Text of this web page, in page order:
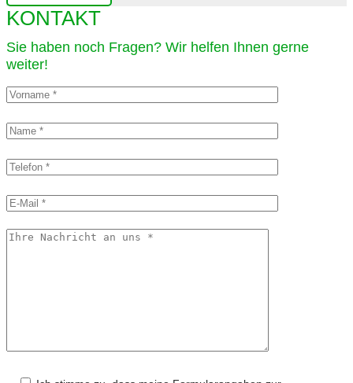
KONTAKT
Sie haben noch Fragen? Wir helfen Ihnen gerne
weiter!​